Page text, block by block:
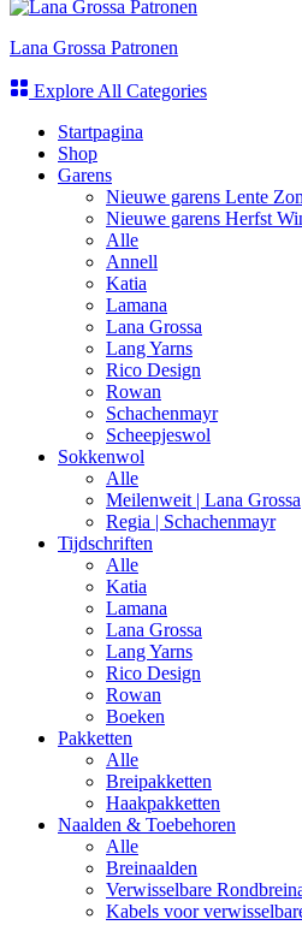
Lana Grossa Patronen
Explore All Categories
Startpagina
Shop
Garens
Nieuwe garens Lente
Nieuwe garens Herfst
Alle
Annell
Katia
Lamana
Lana Grossa
Lang Yarns
Rico Design
Rowan
Schachenmayr
Scheepjeswol
Sokkenwol
Alle
Meilenweit | Lana Grossa
Regia | Schachenmayr
Tijdschriften
Alle
Katia
Lamana
Lana Grossa
Lang Yarns
Rico Design
Rowan
Boeken
Pakketten
Alle
Breipakketten
Haakpakketten
Naalden & Toebehoren
Alle
Breinaalden
Verwisselbare
Kabels voor